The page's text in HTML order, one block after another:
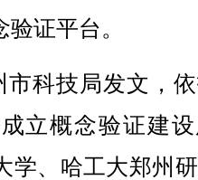
证平台。
科技局发文，依
立概念验证建
学、哈工大郑州